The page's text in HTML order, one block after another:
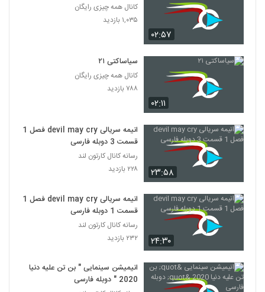
قسمت 14
۳۵۴ بازدید
88
انیمیشن‌ باب اسفنجی شلوار مکعبی فصل ۵
قسمت 19
قسمت 20 پایانی
۱,۳۲۵ بازدید
دانلود باب اسفنجی: هیولای دریا دوبله فارسی
SpongeBob: Sea Monster
۴۲۴ بازدید
91
دانلود انیمیشن باب اسفنجی: باب پاکیزه با
دوبله فارسی SpongeBob: Clean Bob
۰۲:۵۷
کانال همه چیزی رایگان
۱,۰۳۵ بازدید
۰۲:۱۱
سیاساکتی ۲۱
کانال همه چیزی رایگان
۷۸۸ بازدید
۲۳:۵۸
انیمه سریالی devil may cry فصل 1
قسمت 3 دوبله فارسی
رسانه کانال کارتون لند
۲۲۸ بازدید
۲۴:۳۰
انیمه سریالی devil may cry فصل 1
قسمت 1 دوبله فارسی
رسانه کانال کارتون لند
۲۳۲ بازدید
انیمیشن سینمایی " بن تن علیه دنیا
2020 " دوبله فارسی